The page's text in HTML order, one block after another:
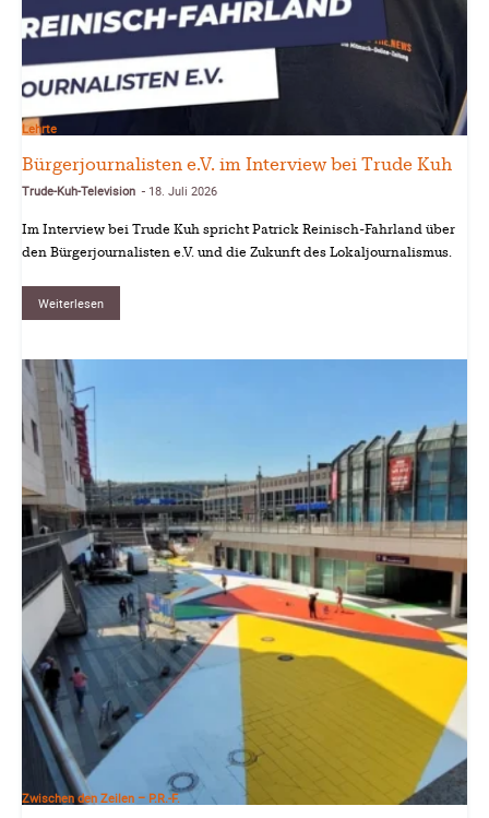
Lehrte
Bürgerjournalisten e.V. im Interview bei Trude Kuh
Trude-Kuh-Television - 18. Juli 2026
Im Interview bei Trude Kuh spricht Patrick Reinisch-Fahrland über
den Bürgerjournalisten e.V. und die Zukunft des Lokaljournalismus.
Weiterlesen
Zwischen den Zeilen – P.R.-F.